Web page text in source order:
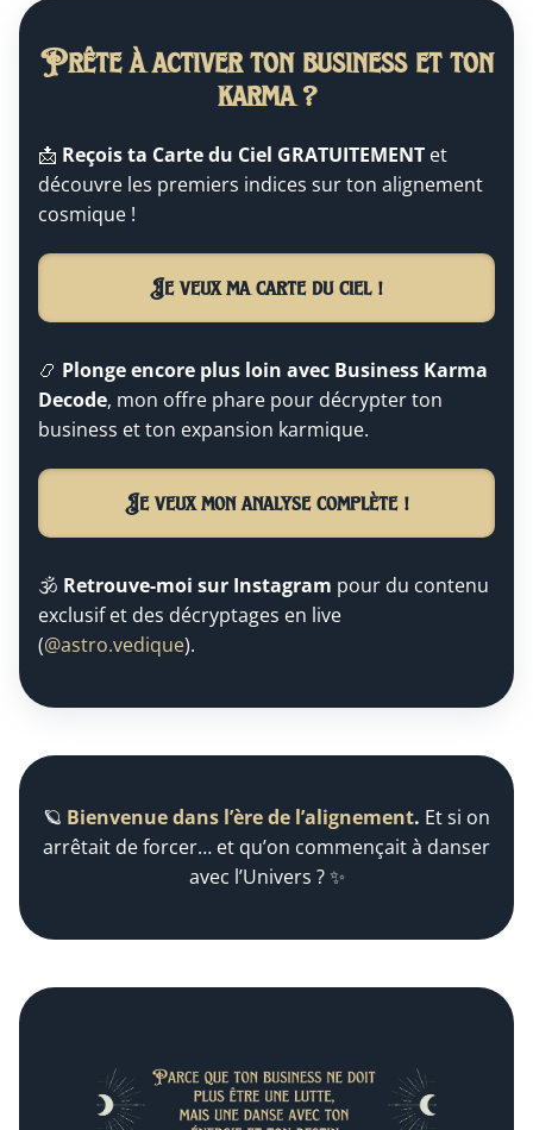
Prête à activer ton business et ton
karma ?
📩 Reçois ta Carte du Ciel GRATUITEMENT et
découvre les premiers indices sur ton alignement
cosmique !
Je veux ma carte du ciel !
📿 Plonge encore plus loin avec Business Karma
Decode, mon offre phare pour décrypter ton
business et ton expansion karmique.
Je veux mon analyse complète !
🕉️ Retrouve-moi sur Instagram pour du contenu
exclusif et des décryptages en live
(@astro.vedique).
🪐 Bienvenue dans l’ère de l’alignement. Et si on
arrêtait de forcer… et qu’on commençait à danser
avec l’Univers ? ✨